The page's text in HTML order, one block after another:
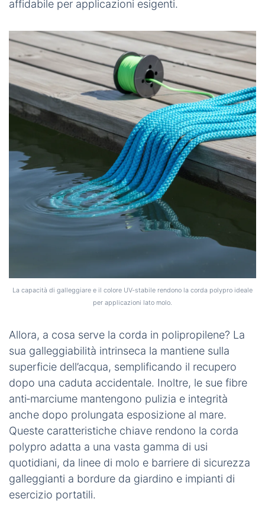
affidabile per applicazioni esigenti.
La capacità di galleggiare e il colore UV‑stabile rendono la corda polypro ideale
per applicazioni lato molo.
Allora, a cosa serve la corda in polipropilene? La
sua galleggiabilità intrinseca la mantiene sulla
superficie dell’acqua, semplificando il recupero
dopo una caduta accidentale. Inoltre, le sue fibre
anti‑marciume mantengono pulizia e integrità
anche dopo prolungata esposizione al mare.
Queste caratteristiche chiave rendono la corda
polypro adatta a una vasta gamma di usi
quotidiani, da linee di molo e barriere di sicurezza
galleggianti a bordure da giardino e impianti di
esercizio portatili.